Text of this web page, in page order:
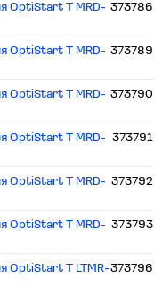
OptiStart T MRD- 373786
OptiStart T MRD- 373789
OptiStart T MRD- 373790
OptiStart T MRD- 373791
OptiStart T MRD- 373792
OptiStart T MRD- 373793
OptiStart T LTMR-373796